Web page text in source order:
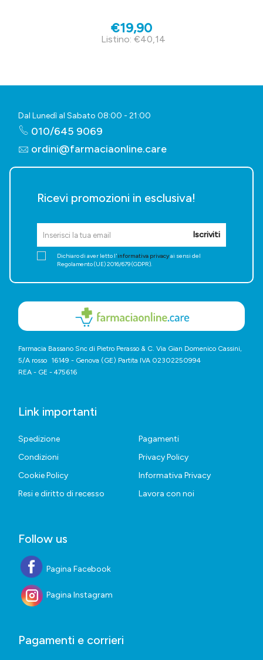
€19,90
Listino: €40,14
Dal Lunedì al Sabato 08:00 - 21:00
010/645 9069
ordini@farmaciaonline.care
Ricevi promozioni in esclusiva!
Iscriviti
Dichiaro di aver letto l'informativa privacyai sensi del
Regolamento (UE) 2016/679 (GDPR).
Farmacia Bassano Snc di Pietro Perasso & C. Via Gian Domenico Cassini,
5/A rosso 16149 - Genova (GE) Partita IVA 02302250994
REA - GE - 475616
Link importanti
Spedizione
Pagamenti
Condizioni
Privacy Policy
Cookie Policy
Informativa Privacy
Resi e diritto di recesso
Lavora con noi
Follow us
Pagina Facebook
Pagina Instagram
Pagamenti e corrieri